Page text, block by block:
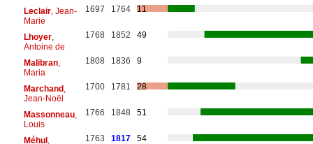
Leclair, Jean-
Marie
1697 1764 11
Lhoyer,
Antoine de
1768 1852 49
Malibran,
Maria
1808 1836 9
Marchand,
Jean-Noël
1700 1781 28
Massonneau,
Louis
1766 1848 51
Méhul,
1763 1817 54